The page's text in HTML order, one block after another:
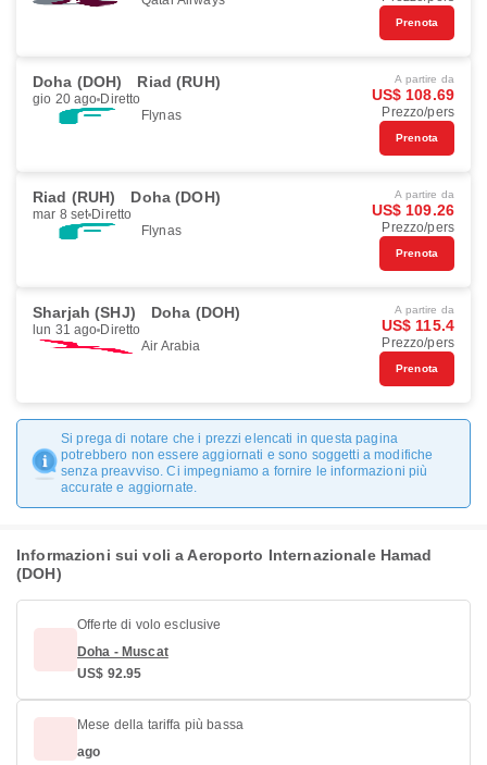
Prenota
Doha (DOH) Riad (RUH)
gio 20 ago Diretto
Flynas
A partire da
US$ 108.69
Prezzo/pers
Prenota
Riad (RUH) Doha (DOH)
mar 8 set Diretto
Flynas
A partire da
US$ 109.26
Prezzo/pers
Prenota
Sharjah (SHJ) Doha (DOH)
lun 31 ago Diretto
Air Arabia
A partire da
US$ 115.4
Prezzo/pers
Prenota
Si prega di notare che i prezzi elencati in questa pagina
potrebbero non essere aggiornati e sono soggetti a modifiche
senza preavviso. Ci impegniamo a fornire le informazioni più
accurate e aggiornate.
Informazioni sui voli a Aeroporto Internazionale Hamad
(DOH)
Offerte di volo esclusive
Doha - Muscat
US$ 92.95
Mese della tariffa più bassa
ago